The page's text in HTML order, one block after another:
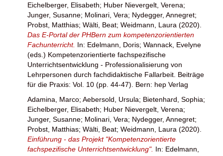
Eichelberger, Elisabeth; Huber Nievergelt, Verena;
Junger, Susanne; Molinari, Vera; Nydegger, Annegret;
Probst, Matthias; Wälti, Beat; Weidmann, Laura (2020).
Das E-Portal der PHBern zum kompetenzorientierten
Fachunterricht. In: Edelmann, Doris; Wannack, Evelyne
(eds.) Kompetenzorientierte fachspezifische
Unterrichtsentwicklung - Professionalisierung von
Lehrpersonen durch fachdidaktische Fallarbeit. Beiträge
für die Praxis: Vol. 10 (pp. 44-47). Bern: hep Verlag
Adamina, Marco; Aebersold, Ursula; Bietenhard, Sophia;
Eichelberger, Elisabeth; Huber Nievergelt, Verena;
Junger, Susanne; Molinari, Vera; Nydegger, Annegret;
Probst, Matthias; Wälti, Beat; Weidmann, Laura (2020).
Einführung - das Projekt "Kompetenzorientierte
fachspezifische Unterrichtsentwicklung". In: Edelmann,